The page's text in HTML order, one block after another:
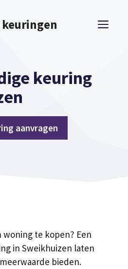
keuring
aanvragen
woning te kopen? Een
in Sweikhuizen laten
bieden.